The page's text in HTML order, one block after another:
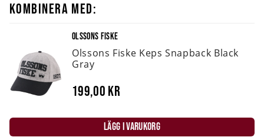
KOMBINERA MED:
OLSSONS FISKE
Olssons Fiske Keps Snapback Black
Gray
199,00 kr
LÄGG I VARUKORG